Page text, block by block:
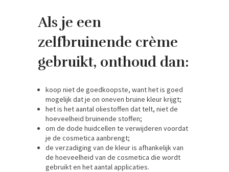
Als je een
zelfbruinende crème
gebruikt, onthoud dan:
koop niet de goedkoopste, want het is goed
mogelijk dat je on oneven bruine kleur krijgt;
het is het aantal oliestoffen dat telt, niet de
hoeveelheid bruinende stoffen;
om de dode huidcellen te verwijderen voordat
je de cosmetica aanbrengt;
de verzadiging van de kleur is afhankelijk van
de hoeveelheid van de cosmetica die wordt
gebruikt en het aantal applicaties.